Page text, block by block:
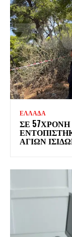
ΕΛΛΑΔΑ
ΣΕ
ΑΓΙΩΝ